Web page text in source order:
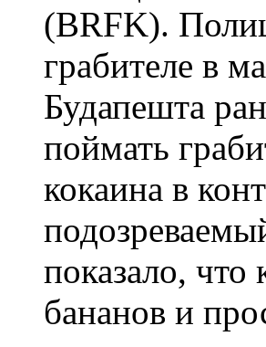
(BRFK).
грабителе в
Будапешта
поймать
кокаина в
показало,
бананов и